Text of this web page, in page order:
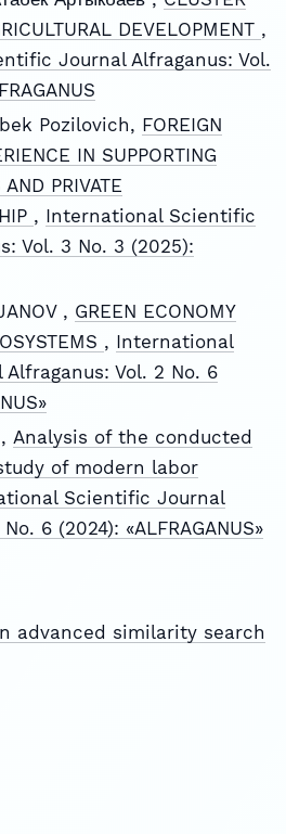
DEVELOPMENT ,
Journal Alfraganus: Vol.
Pozilovich, FOREIGN
IN SUPPORTING
PRIVATE
, International Scientific
Vol. 3 No. 3 (2025):
, GREEN ECONOMY
, International
Vol. 2 No. 6
Analysis of the conducted
of modern labor
Scientific Journal
6 (2024): «ALFRAGANUS»
advanced similarity search